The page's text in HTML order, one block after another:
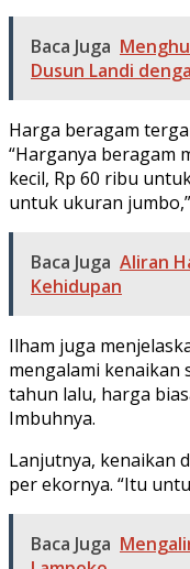
Baca Juga
Dusun Landi
Harga beragam
“Harganya beragam
kecil, Rp 60 ribu
untuk ukuran
Baca Juga Aliran
Kehidupan
Ilham juga
mengalami kenaikan
tahun lalu, harga
Imbuhnya.
Lanjutnya, kenaikan
per ekornya. “Itu
Baca Juga